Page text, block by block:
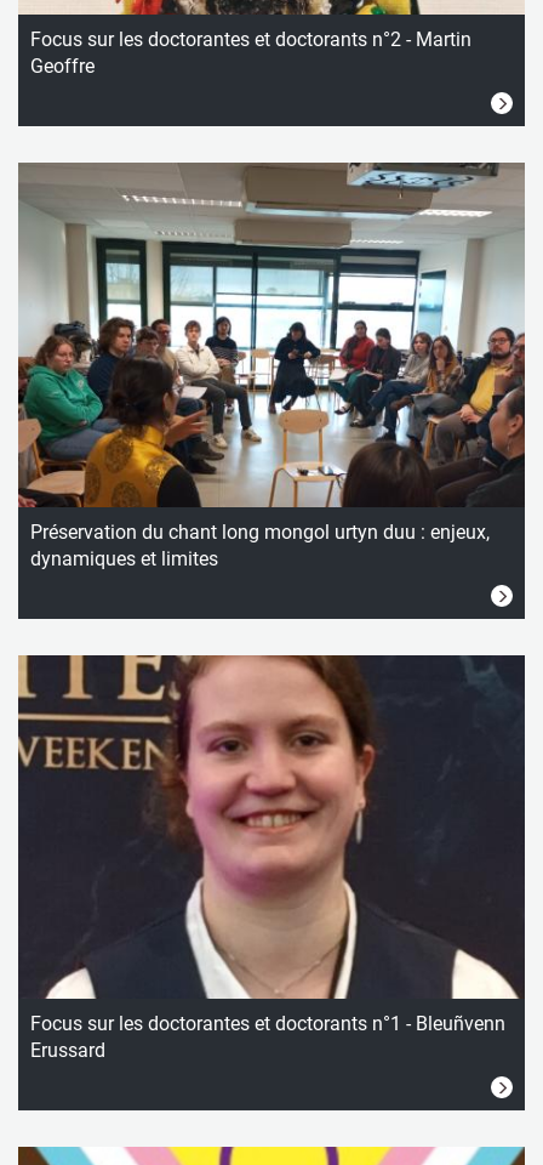
Focus sur les doctorantes et doctorants n°2 - Martin
Geoffre
Préservation du chant long mongol urtyn duu : enjeux,
dynamiques et limites
Focus sur les doctorantes et doctorants n°1 - Bleuñvenn
Erussard